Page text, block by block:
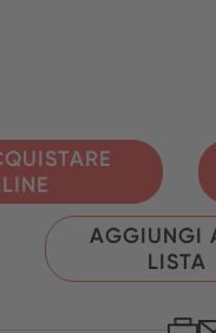
AGGIUNGI
LISTA